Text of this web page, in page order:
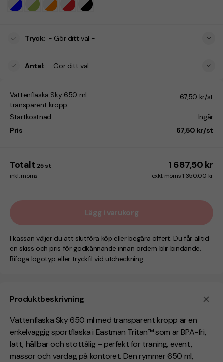
Produktbeskrivning
Vattenflaska Sky 650 ml med transparent kropp är en
enkelväggig sportflaska i Eastman Tritan™ som är BPA-fri,
lätt, hållbar och stöttålig – perfekt för träning, event,
mässor och vardag på kontoret. Den rymmer 650 ml,
Tryck: - Gör ditt val -
Antal: - Gör ditt val -
Vattenflaska Sky 650 ml –
transparent kropp
67,50 kr/st
Startkostnad
Ingår
Pris
67,50 kr/st
Totalt 25 st 1 687,50 kr
inkl. moms exkl. moms 1 350,00 kr
Lägg i varukorg
I kassan väljer du att slutföra köp eller begära offert. Du får alltid
en skiss och pris för godkännande innan ordern blir bindande.
Bifoga logotyp eller tryckfil vid utcheckning.